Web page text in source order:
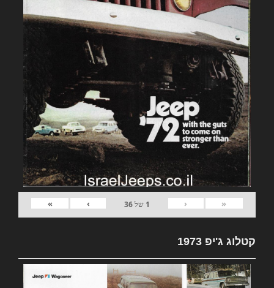
«
‹
1 של36
›
»
קטלוג ג'יפ 1973